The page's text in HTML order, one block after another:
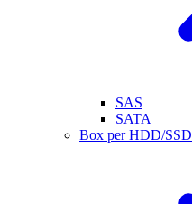
SAS
SATA
Box per HDD/SSD